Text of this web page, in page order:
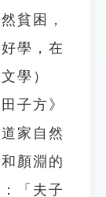
貧困，
學，在
學）
子方》
家自然
顏淵的
「夫子